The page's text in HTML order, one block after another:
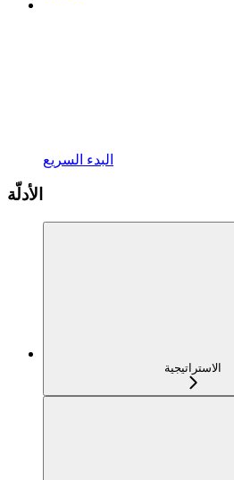
البدء السريع
الأدلّة
الاستراتيجية